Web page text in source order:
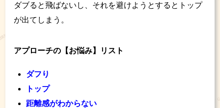
ダブると飛ばないし、それを避けようとするとトップ
が出てしまう。
アプローチの【お悩み】リスト
ダフり
トップ
距離感がわからない